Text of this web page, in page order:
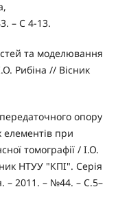
– С 4-13.
та моделювання
Рибіна // Вісник
опору
елементів при
томографії / І.О.
НТУУ "КПІ". Серія
– 2011. – №44. – С.5–